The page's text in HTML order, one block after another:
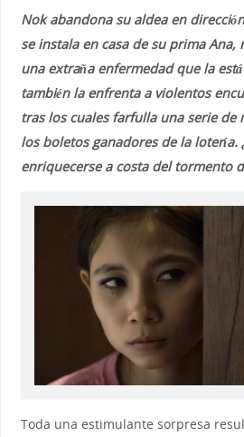
Nok abandona su aldea en
se instala en casa de su prima Ana,
una extraña enfermedad que la
también la enfrenta a violentos
tras los cuales farfulla una serie de
los boletos ganadores de la lotería.
enriquecerse a costa del tormento
Toda una estimulante sorpresa